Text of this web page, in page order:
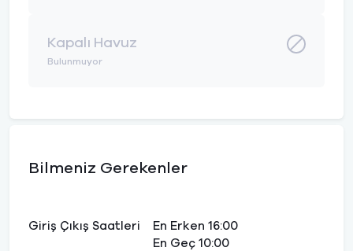
Kapalı Havuz
Bulunmuyor
Bilmeniz Gerekenler
Giriş Çıkış Saatleri
En Erken 16:00
En Geç 10:00